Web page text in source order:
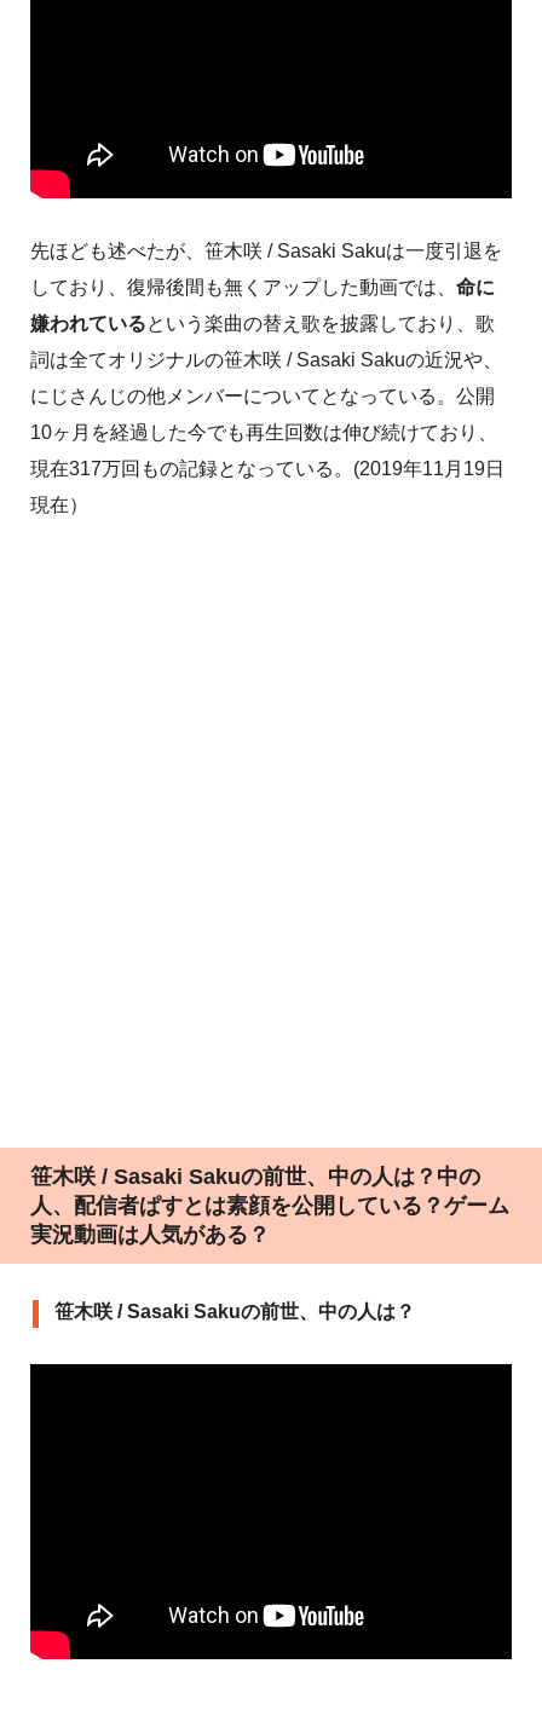
先ほども述べたが、笹木咲 / Sasaki Sakuは一度引退を
しており、復帰後間も無くアップした動画では、 命に
嫌われているという楽曲の替え歌を披露しており、歌
詞は全てオリジナルの笹木咲 / Sasaki Sakuの近況や、
にじさんじの他メンバーについてとなっている。公開
10ヶ月を経過した今でも再生回数は伸び続けており、
現在317万回もの記録となっている。(2019年11月19日
現在）
笹木咲 / Sasaki Sakuの前世、中の人は？中の
人、配信者ぱすとは素顔を公開している？ゲーム
実況動画は人気がある？
笹木咲 / Sasaki Sakuの前世、中の人は？